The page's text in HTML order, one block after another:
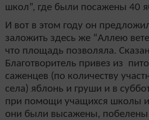
школ”, где были посажены 40
И вот в этом году он
заложить здесь же “Аллею
что площадь позволяла.
Благотворитель привез из
саженцев (по количеству
села) яблонь и груши и в
при помощи учащихся школы и
они были высажены,